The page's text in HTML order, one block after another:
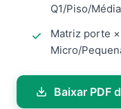
Q1/Piso/
Matriz porte
Micro/
Baixar PDF